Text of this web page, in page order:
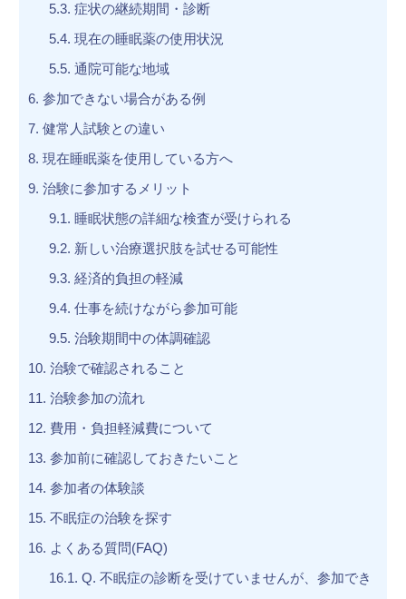
5.3. 症状の継続期間・診断
5.4. 現在の睡眠薬の使用状況
5.5. 通院可能な地域
6. 参加できない場合がある例
7. 健常人試験との違い
8. 現在睡眠薬を使用している方へ
9. 治験に参加するメリット
9.1. 睡眠状態の詳細な検査が受けられる
9.2. 新しい治療選択肢を試せる可能性
9.3. 経済的負担の軽減
9.4. 仕事を続けながら参加可能
9.5. 治験期間中の体調確認
10. 治験で確認されること
11. 治験参加の流れ
12. 費用・負担軽減費について
13. 参加前に確認しておきたいこと
14. 参加者の体験談
15. 不眠症の治験を探す
16. よくある質問(FAQ)
16.1. Q. 不眠症の診断を受けていませんが、参加でき